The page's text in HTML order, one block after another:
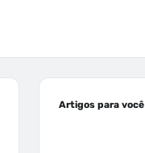
Artigos para você